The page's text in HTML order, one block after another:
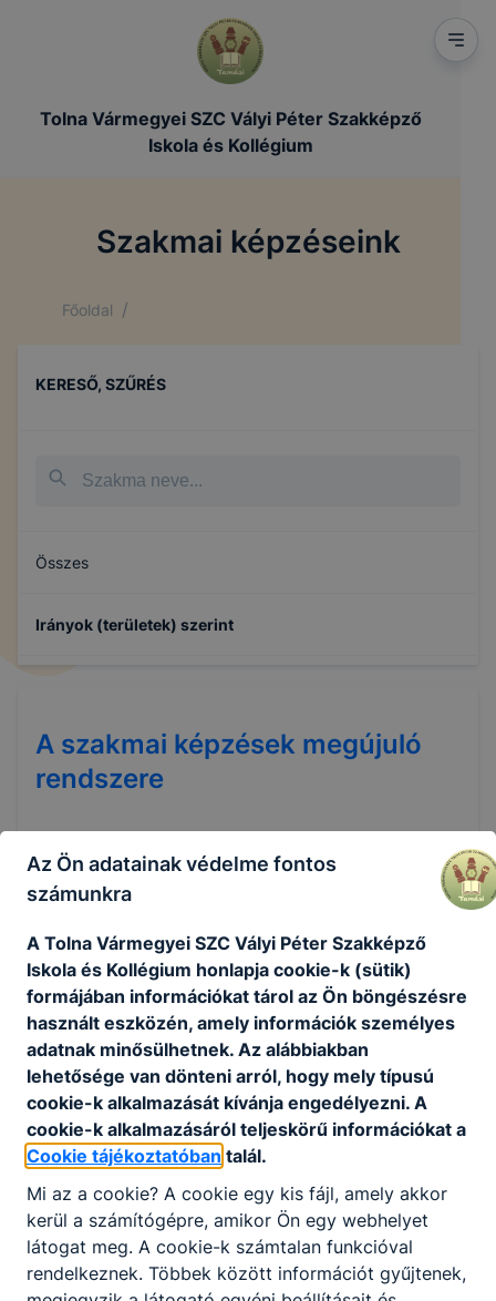
Tolna Vármegyei SZC Vályi Péter Szakképző
Iskola és Kollégium
Szakmai képzéseink
Főoldal /
KERESŐ, SZŰRÉS
Összes
Irányok (területek) szerint
A szakmai képzések megújuló
rendszere
A megújult szakképzés rendszerében az új
képzési szerkezet egyik ágát a kizárólag
oktatás keretében elsajátítható szakmák (melyek
szintje, képzési ideje jogszabályban
(Szakmajegyzék) rögzítettek), másik halmazát – a
Programkövetelmények alapján, szakképző
intézmény és felnőttképző által egyaránt
szervezhető, jellemzően rövidebb időtartamú,
valamely szakmára ráépülő vagy egyéb speciális
tartalmú szakmai képzés keretében
megszerezhető – szakképesítések alkotják.
A szakmai képzés befejezése után a képzésben
részt vevő akkreditált vizsgaközpontban képesítő
vizsgát tehet.
A sikeres képesítő vizsga eredményeként kiállított
Az Ön adatainak védelme fontos
számunkra
A Tolna Vármegyei SZC Vályi Péter Szakképző
Iskola és Kollégium honlapja cookie-k (sütik)
formájában információkat tárol az Ön böngészésre
használt eszközén, amely információk személyes
adatnak minősülhetnek. Az alábbiakban
lehetősége van dönteni arról, hogy mely típusú
cookie-k alkalmazását kívánja engedélyezni. A
cookie-k alkalmazásáról teljeskörű információkat a
Cookie tájékoztatóban talál.
Mi az a cookie? A cookie egy kis fájl, amely akkor
kerül a számítógépre, amikor Ön egy webhelyet
látogat meg. A cookie-k számtalan funkcióval
rendelkeznek. Többek között információt gyűjtenek,